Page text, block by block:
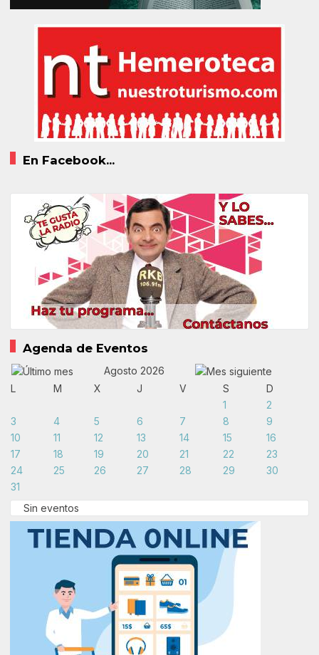
En Facebook...
Agenda de Eventos
Agosto 2026
L
M X J V S
D
1
2
3
4 5 6 7 8
9
10
11 12 13 14 15
16
17
18 19 20 21 22
23
24
25 26 27 28 29
30
31
Sin eventos